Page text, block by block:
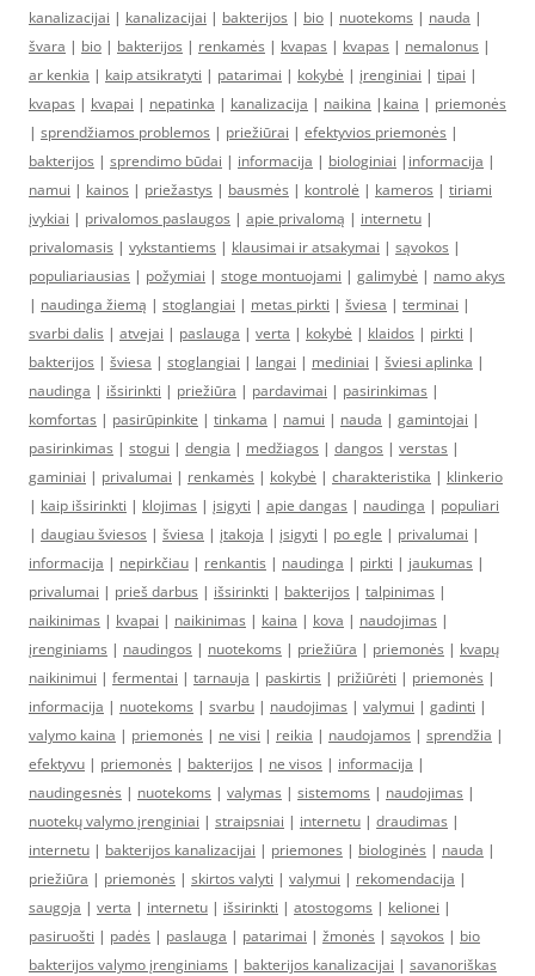
kanalizacijai | kanalizacijai | bakterijos | bio | nuotekoms | nauda |
švara | bio | bakterijos | renkamės | kvapas | kvapas | nemalonus |
ar kenkia | kaip atsikratyti | patarimai | kokybė | įrenginiai | tipai |
kvapas | kvapai | nepatinka | kanalizacija | naikina | kaina | priemonės
| sprendžiamos problemos | priežiūrai | efektyvios priemonės |
bakterijos | sprendimo būdai | informacija | biologiniai | informacija |
namui | kainos | priežastys | bausmės | kontrolė | kameros | tiriami
įvykiai | privalomos paslaugos | apie privalomą | internetu |
privalomasis | vykstantiems | klausimai ir atsakymai | sąvokos |
populiariausias | požymiai | stoge montuojami | galimybė | namo akys
| naudinga žiemą | stoglangiai | metas pirkti | šviesa | terminai |
svarbi dalis | atvejai | paslauga | verta | kokybė | klaidos | pirkti |
bakterijos | šviesa | stoglangiai | langai | mediniai | šviesi aplinka |
naudinga | išsirinkti | priežiūra | pardavimai | pasirinkimas |
komfortas | pasirūpinkite | tinkama | namui | nauda | gamintojai |
pasirinkimas | stogui | dengia | medžiagos | dangos | verstas |
gaminiai | privalumai | renkamės | kokybė | charakteristika | klinkerio
| kaip išsirinkti | klojimas | įsigyti | apie dangas | naudinga | populiari
| daugiau šviesos | šviesa | įtakoja | įsigyti | po egle | privalumai |
informacija | nepirkčiau | renkantis | naudinga | pirkti | jaukumas |
privalumai | prieš darbus | išsirinkti | bakterijos | talpinimas |
naikinimas | kvapai | naikinimas | kaina | kova | naudojimas |
įrenginiams | naudingos | nuotekoms | priežiūra | priemonės | kvapų
naikinimui | fermentai | tarnauja | paskirtis | prižiūrėti | priemonės |
informacija | nuotekoms | svarbu | naudojimas | valymui | gadinti |
valymo kaina | priemonės | ne visi | reikia | naudojamos | sprendžia |
efektyvu | priemonės | bakterijos | ne visos | informacija |
naudingesnės | nuotekoms | valymas | sistemoms | naudojimas |
nuotekų valymo įrenginiai | straipsniai | internetu | draudimas |
internetu | bakterijos kanalizacijai | priemones | biologinės | nauda |
priežiūra | priemonės | skirtos valyti | valymui | rekomendacija |
saugoja | verta | internetu | išsirinkti | atostogoms | kelionei |
pasiruošti | padės | paslauga | patarimai | žmonės | sąvokos | bio
bakterijos valymo įrenginiams | bakterijos kanalizacijai | savanoriškas